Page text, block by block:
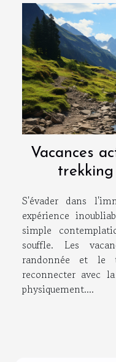
Vacances
S'évader dans
expérience
simple
souffle. Les
randonnée et le
reconnecter avec
physiquement....